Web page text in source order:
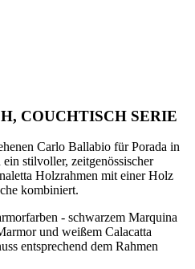
COUCHTISCH SERIE
Carlo Ballabio für Porada in
stilvoller, zeitgenössischer
Holzrahmen mit einer Holz
kombiniert.
- schwarzem Marquina
und weißem Calacatta
entsprechend dem Rahmen